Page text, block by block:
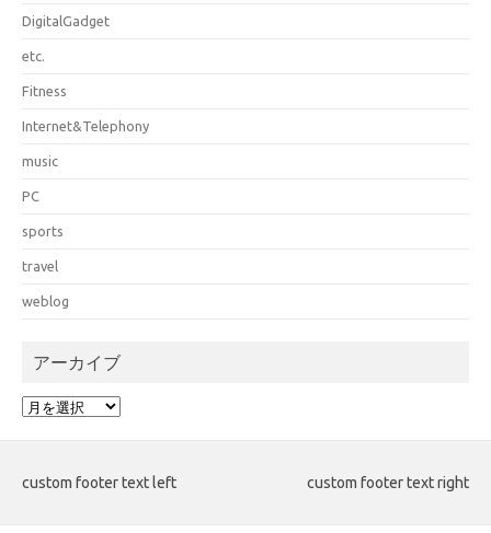
DigitalGadget
etc.
Fitness
Internet&Telephony
music
PC
sports
travel
weblog
アーカイブ
ア
ブ
custom footer text left custom footer text right